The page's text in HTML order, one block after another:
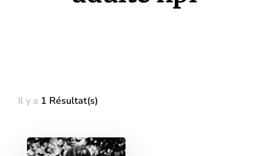
Il y a 1 Résultat(s)